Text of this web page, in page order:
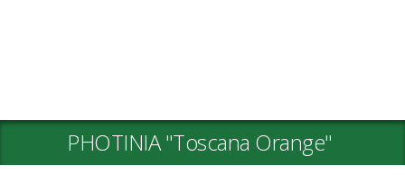
PHOTINIA "Toscana Orange"